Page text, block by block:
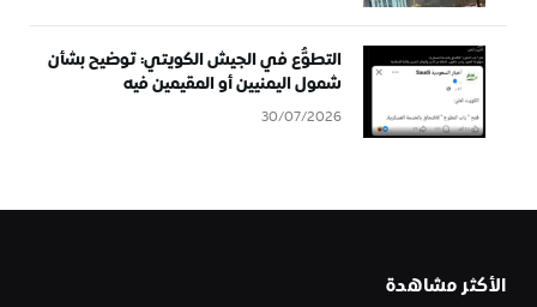
التطوُّع في الجيش الكويتي: توضيح بشأن
شمول اليمنيين أو المقيمين فيه
30/07/2026
الأكثر مشاهدة